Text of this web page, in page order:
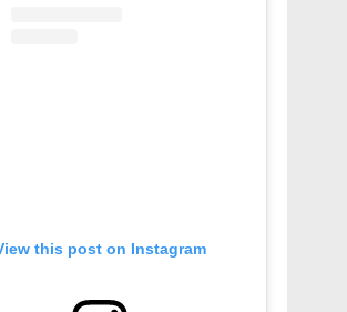
this post on Instagram